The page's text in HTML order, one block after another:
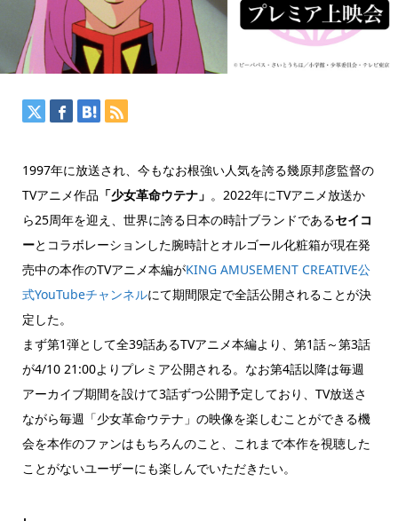
1997年に放送され、今もなお根強い人気を誇る幾原邦彦監督の
TVアニメ作品 「少女革命ウテナ」 。2022年にTVアニメ放送か
ら25周年を迎え、世界に誇る日本の時計ブランドであるセイコ
ーとコラボレーションした腕時計とオルゴール化粧箱が現在発
売中の本作のTVアニメ本編がKING AMUSEMENT CREATIVE公
式YouTubeチャンネルにて期間限定で全話公開されることが決
定した。
まず第1弾として全39話あるTVアニメ本編より、第1話～第3話
が4/10 21:00よりプレミア公開される。なお第4話以降は毎週
アーカイブ期間を設けて3話ずつ公開予定しており、TV放送さ
ながら毎週「少女革命ウテナ」の映像を楽しむことができる機
会を本作のファンはもちろんのこと、これまで本作を視聴した
ことがないユーザーにも楽しんでいただきたい。